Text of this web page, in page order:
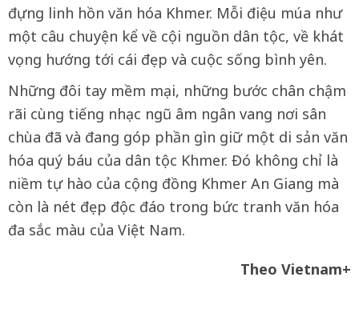
đựng linh hồn văn hóa Khmer. Mỗi điệu múa như
một câu chuyện kể về cội nguồn dân tộc, về khát
vọng hướng tới cái đẹp và cuộc sống bình yên.
Những đôi tay mềm mại, những bước chân chậm
rãi cùng tiếng nhạc ngũ âm ngân vang nơi sân
chùa đã và đang góp phần gìn giữ một di sản văn
hóa quý báu của dân tộc Khmer. Đó không chỉ là
niềm tự hào của cộng đồng Khmer An Giang mà
còn là nét đẹp độc đáo trong bức tranh văn hóa
đa sắc màu của Việt Nam.
Theo Vietnam+